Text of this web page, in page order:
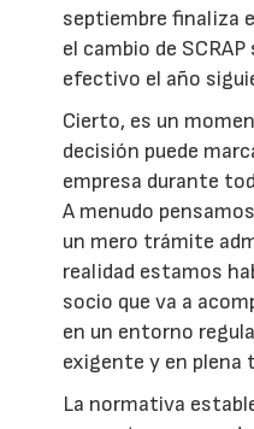
septiembre finaliza
el cambio de
efectivo el año
Cierto, es un
decisión puede
empresa durante
A menudo
un mero trámite
realidad estamos
socio que va a
en un entorno
exigente y en plena
La normativa